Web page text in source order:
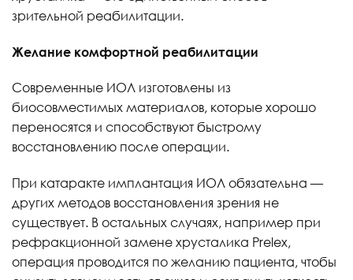
зрительной реабилитации.
Желание комфортной реабилитации
Современные ИОЛ изготовлены из
биосовместимых материалов, которые хорошо
переносятся и способствуют быстрому
восстановлению после операции.
При катаракте имплантация ИОЛ обязательна —
других методов восстановления зрения не
существует. В остальных случаях, например при
рефракционной замене хрусталика Prelex,
операция проводится по желанию пациента, чтобы